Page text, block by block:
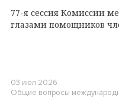
77-я сессия Комиссии
глазами помощников
03 июл 2026
Общие вопросы